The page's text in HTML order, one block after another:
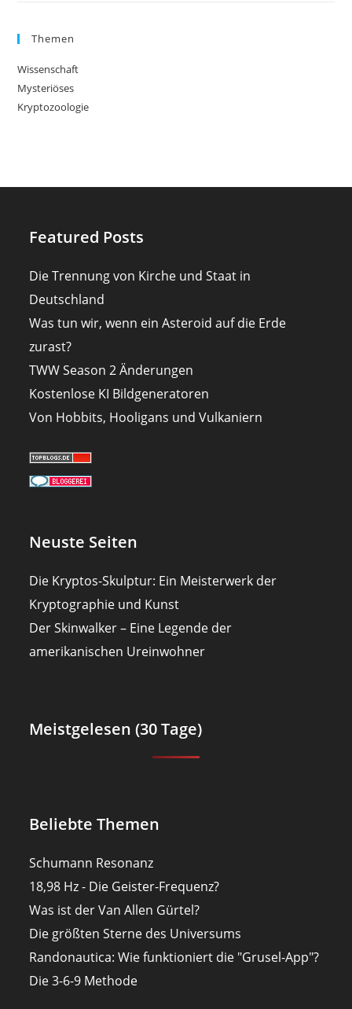
Themen
Wissenschaft
Mysteriöses
Kryptozoologie
Featured Posts
Die Trennung von Kirche und Staat in
Deutschland
Was tun wir, wenn ein Asteroid auf die Erde
zurast?
TWW Season 2 Änderungen
Kostenlose KI Bildgeneratoren
Von Hobbits, Hooligans und Vulkaniern
Neuste Seiten
Die Kryptos-Skulptur: Ein Meisterwerk der
Kryptographie und Kunst
Der Skinwalker – Eine Legende der
amerikanischen Ureinwohner
Meistgelesen (30 Tage)
Beliebte Themen
Schumann Resonanz
18,98 Hz - Die Geister-Frequenz?
Was ist der Van Allen Gürtel?
Die größten Sterne des Universums
Randonautica: Wie funktioniert die "Grusel-App"?
Die 3-6-9 Methode